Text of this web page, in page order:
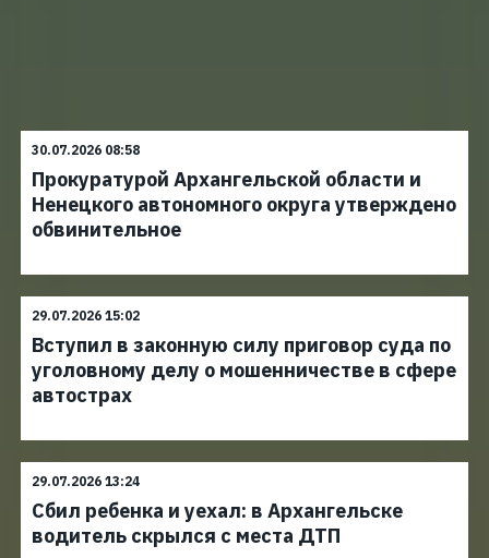
30.07.2026 08:58
Прокуратурой Архангельской области и
Ненецкого автономного округа утверждено
обвинительное
29.07.2026 15:02
Вступил в законную силу приговор суда по
уголовному делу о мошенничестве в сфере
автострах
29.07.2026 13:24
Сбил ребенка и уехал: в Архангельске
водитель скрылся с места ДТП